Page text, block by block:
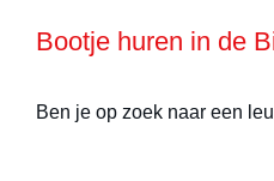
Bootje huren in de
Ben je op zoek naar een